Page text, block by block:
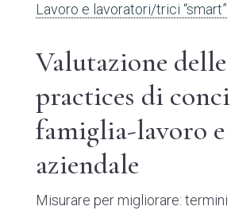
Lavoro e lavoratori/trici “smart”
Valutazione
practices di
famiglia-lavoro e
aziendale
Misurare per migliorare: termini